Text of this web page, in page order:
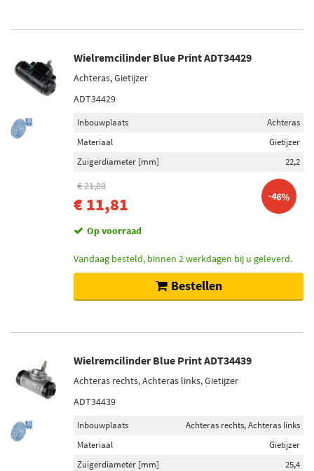
Wielremcilinder Blue Print ADT34429
Achteras, Gietijzer
ADT34429
Inbouwplaats
Achteras
Materiaal
Gietijzer
Zuigerdiameter [mm]
22,2
€ 21,88
€ 11,81 -46%
Op voorraad
Vandaag besteld, binnen 2 werkdagen bij u geleverd.
Bestellen
Wielremcilinder Blue Print ADT34439
Achteras rechts, Achteras links, Gietijzer
ADT34439
Inbouwplaats
Achteras rechts, Achteras links
Materiaal
Gietijzer
Zuigerdiameter [mm]
25,4